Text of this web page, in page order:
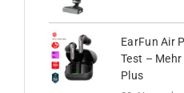
EarFun Air
Test –
Plus